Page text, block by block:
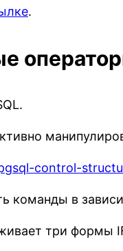
.
control-
команды в
три формы